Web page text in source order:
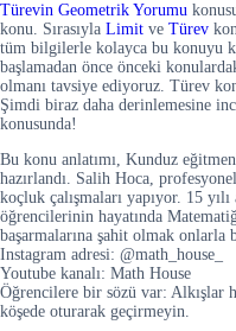
Türevin Geometrik Yorumu
konu. Sırasıyla Limit ve Türev
tüm bilgilerle kolayca bu konuyu
başlamadan önce önceki
olmanı tavsiye ediyoruz. Türev
Şimdi biraz daha derinlemesine
konusunda!
Bu konu anlatımı, Kunduz
hazırlandı. Salih Hoca,
koçluk çalışmaları yapıyor. 15
öğrencilerinin hayatında
başarmalarına şahit olmak onlarla
Instagram adresi: @math_house_
Youtube kanalı: Math House
Öğrencilere bir sözü var: Alkışlar
köşede oturarak geçirmeyin.